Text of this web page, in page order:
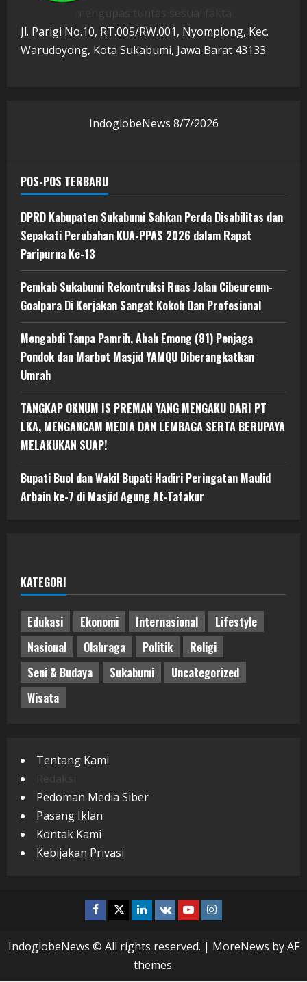
Jl. Parigi No.10, RT.005/RW.001, Nyomplong, Kec.
Warudoyong, Kota Sukabumi, Jawa Barat 43133
IndoglobeNews 8/7/2026
POS-POS TERBARU
DPRD Kabupaten Sukabumi Sahkan Perda Disabilitas dan
Sepakati Perubahan KUA-PPAS 2026 dalam Rapat
Paripurna Ke-13
Pemkab Sukabumi Rekontruksi Ruas Jalan Cibeureum-
Goalpara Di Kerjakan Sangat Kokoh Dan Profesional
Mengabdi Tanpa Pamrih, Abah Emong (81) Penjaga
Pondok dan Marbot Masjid YAMQU Diberangkatkan
Umrah
TANGKAP OKNUM IS PREMAN YANG MENGAKU DARI PT
LKA, MENGANCAM MEDIA DAN LEMBAGA SERTA BERUPAYA
MELAKUKAN SUAP!
Bupati Buol dan Wakil Bupati Hadiri Peringatan Maulid
Arbain ke-7 di Masjid Agung At-Tafakur
KATEGORI
Edukasi Ekonomi Internasional
Lifestyle
Nasional
Olahraga Politik
Religi
Seni & Budaya
Sukabumi
Uncategorized
Wisata
Tentang Kami
Pedoman Media Siber
Pasang Iklan
Kontak Kami
Kebijakan Privasi
Facebook
TwitterLinkedin
VK YoutubeInstagram
IndoglobeNews © All rights reserved. | MoreNews by AF
themes.